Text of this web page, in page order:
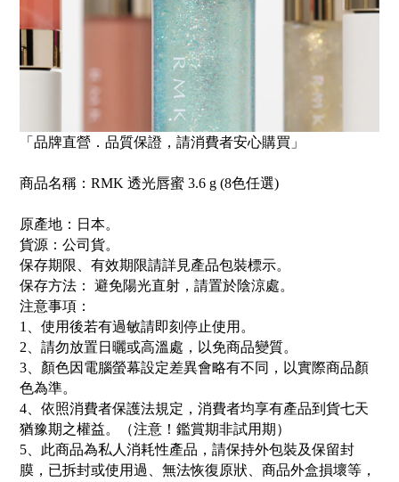
「品牌直營．品質保證，請消費者安心購買」
商品名稱： RMK 透光唇蜜 3.6 g (8色任選)
原產地 ： 日本。
貨源：公司貨。
保存期限 、有效期限請詳見產品包裝標示。
保存方法： 避免陽光直射，請置於陰涼處。
注意事項：
1
、使用後若有過敏請即刻停止使用。
2 、請勿放置日曬或高溫處，以免商品變質。
3 、顏色因電腦螢幕設定差異會略有不同，以實際商品顏
色為準。
4 、依照消費者保護法規定，消費者均享有產品到貨七天
猶豫期之權益。（注意！鑑賞期非試用期）
5 、此商品為私人消耗性產品，請保持外包裝及保留封
膜，已拆封或使用過、無法恢復原狀、商品外盒損壞等，